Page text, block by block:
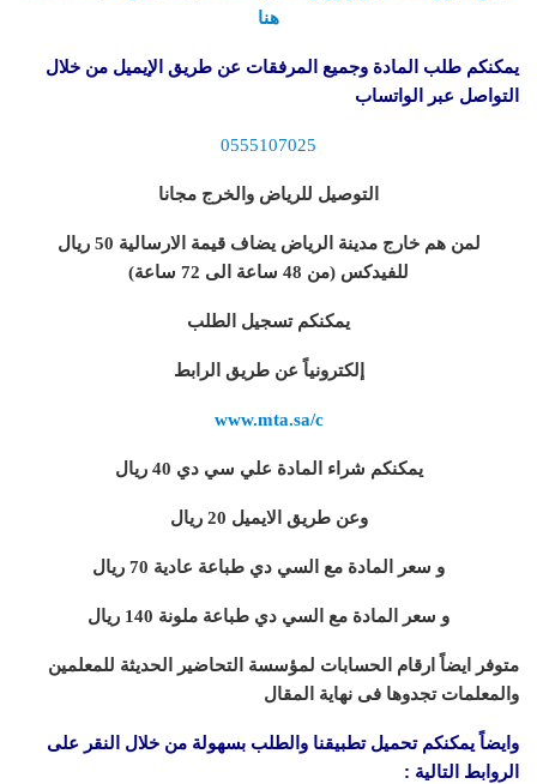
هنا
يمكنكم طلب المادة وجميع المرفقات عن طريق الإيميل من خلال
التواصل عبر الواتساب
0555107025
التوصيل للرياض والخرج مجانا
لمن هم خارج مدينة الرياض يضاف قيمة الارسالية 50 ريال
للفيدكس (من 48 ساعة الى 72 ساعة)
يمكنكم تسجيل الطلب
إلكترونياً عن طريق الرابط
www.mta.sa/c
يمكنكم شراء المادة علي سي دي 40 ريال
وعن طريق الايميل 20 ريال
و سعر المادة مع السي دي طباعة عادية 70 ريال
و سعر المادة مع السي دي طباعة ملونة 140 ريال
متوفر ايضاً ارقام الحسابات لمؤسسة التحاضير الحديثة للمعلمين
والمعلمات تجدوها فى نهاية المقال
وايضاً يمكنكم تحميل تطبيقنا والطلب بسهولة من خلال النقر على
الروابط التالية :